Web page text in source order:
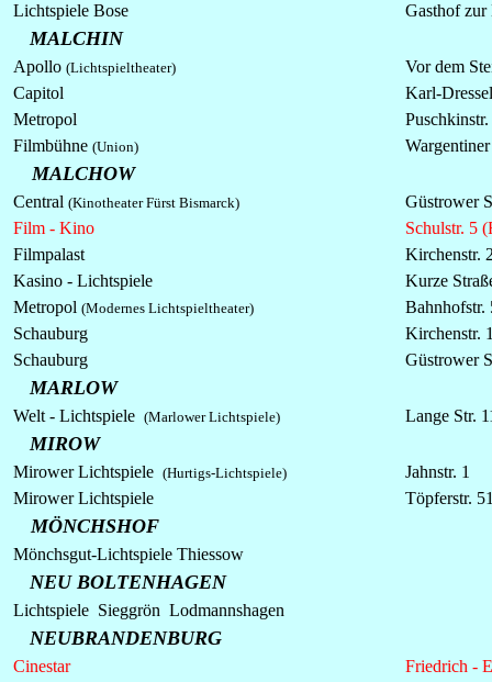
Lichtspiele Bose Gasthof zur
MALCHIN
Apollo (Lichtspieltheater)
Vor dem
Capitol
Karl-
Metropol
Filmbühne (Union)
MALCHOW
Central (Kinotheater Fürst Bismarck)
Güstrower
Film - Kino
Schulstr. 5
Filmpalast
Kirchenstr.
Kasino - Lichtspiele
Kurze
Metropol (Modernes Lichtspieltheater)
Bahnhofstr.
Schauburg
Kirchenstr.
Schauburg
Güstrower
MARLOW
Welt - Lichtspiele (Marlower Lichtspiele) Lange Str.
MIROW
MirowerLichtspiele (Hurtigs-Lichtspiele)
Jahnstr. 1
MirowerLichtspiele Töpferstr.
MÖNCHSHOF
Mönchsgut-Lichtspiele Thiessow
NEU BOLTENHAGEN
Lichtspiele Sieggrön Lodmannshagen
NEUBRANDENBURG
Cinestar
Friedrich -